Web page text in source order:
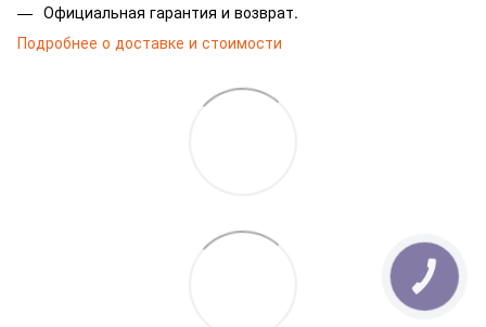
Официальная гарантия и возврат.
Подробнее о доставке и стоимости